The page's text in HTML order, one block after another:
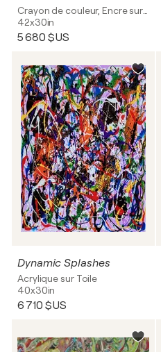
42x30in
5 680 $US
Dynamic Splashes
Acrylique sur Toile
40x30in
6 710 $US